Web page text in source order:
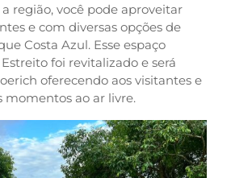
região, você pode aproveitar
e com diversas opções de
Costa Azul. Esse espaço
foi revitalizado e será
oferecendo aos visitantes e
momentos ao ar livre.